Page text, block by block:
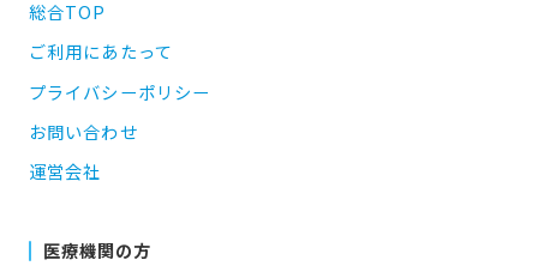
総合TOP
ご利用にあたって
プライバシーポリシー
お問い合わせ
運営会社
医療機関の方